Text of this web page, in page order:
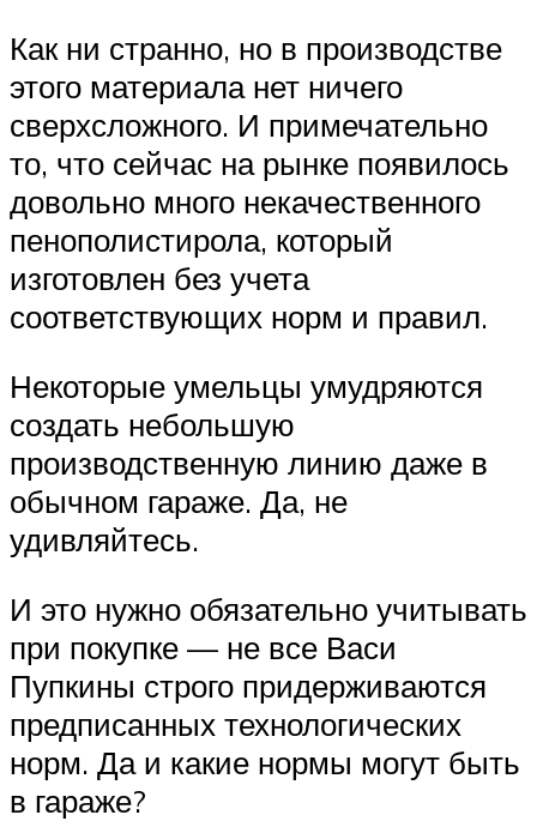
Как ни странно, но в производстве
этого материала нет ничего
сверхсложного. И примечательно
то, что сейчас на рынке появилось
довольно много некачественного
пенополистирола, который
изготовлен без учета
соответствующих норм и правил.
Некоторые умельцы умудряются
создать небольшую
производственную линию даже в
обычном гараже. Да, не
удивляйтесь.
И это нужно обязательно учитывать
при покупке — не все Васи
Пупкины строго придерживаются
предписанных технологических
норм. Да и какие нормы могут быть
в гараже?